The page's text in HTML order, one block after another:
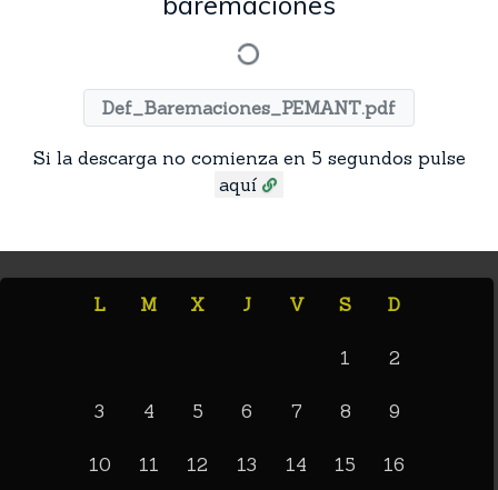
Def_Baremaciones_PEMANT.pdf
Si la descarga no comienza en 5 segundos pulse
aquí
L M X J V S D
1 2
3 4 5 6 7 8 9
10 11 12 13 14 15 16